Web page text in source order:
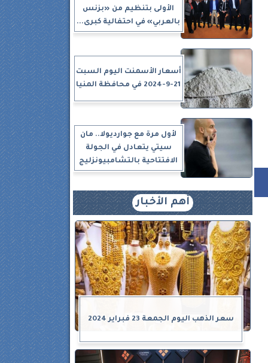
الأولى بتنظيم من «بزنس
بالعربي» في احتفالية كبرى...
أسعار الأسمنت اليوم السبت
21-9-2024 في محافظة المنيا
لأول مرة مع جوارديولا.. مان
سيتي يتعادل في الجولة
الافتتاحية بالتشامبيونزليج
أهم الأخبار
سعر الذهب اليوم الجمعة 23 فبراير 2024